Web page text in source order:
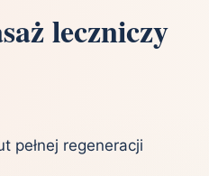
leczniczy
pełnej regeneracji